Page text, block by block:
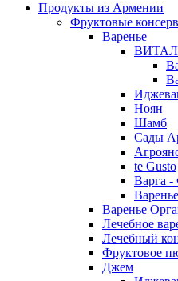
Продукты из Армении
Фруктовые
Варенье
ВИТАЛ
Ноян
Шамб
Сады
te Gusto
Варга -
Варенье
Лечебное
Лечебный
Фруктовое
Джем